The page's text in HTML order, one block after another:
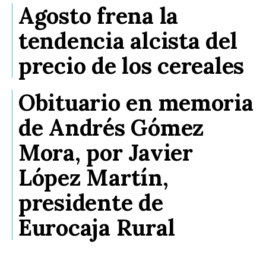
Agosto frena la
tendencia alcista del
precio de los cereales
Obituario en memoria
de Andrés Gómez
Mora, por Javier
López Martín,
presidente de
Eurocaja Rural